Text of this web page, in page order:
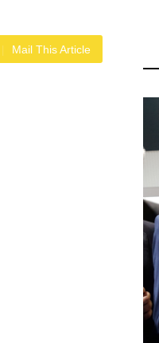
Mail This Article